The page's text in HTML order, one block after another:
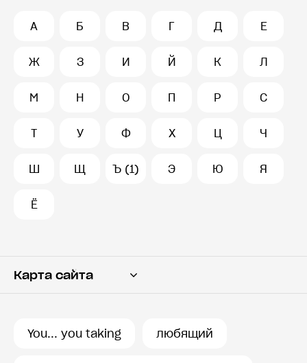
А Б В Г Д Е
Ж З И Й К Л
М Н О П Р С
Т У Ф Х Ц Ч
Ш Щ Ъ (1) Э Ю Я
Ё
Карта сайта
История запросов
You... you taking любящий